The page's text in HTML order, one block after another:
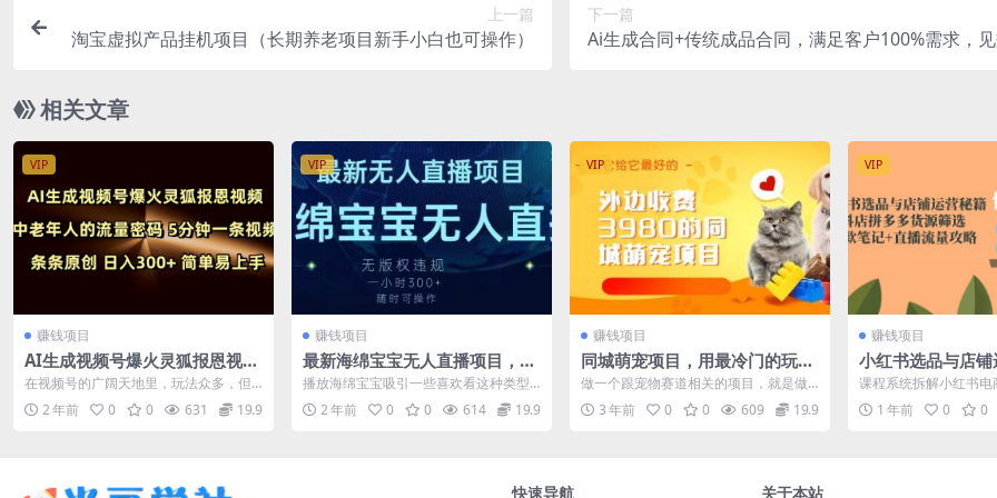
上一篇
淘宝虚拟产品挂机项目（长期养老项目新手小白也可操作）
下一篇
Ai生成合同+传统成品合同，满足客户100%需求，
相关文章
VIP
赚钱项目
AI生成视频号爆火灵狐报恩视频
中老年人的流量密码 5分钟一条
视频 条条原创 日入300+ 简单易
上手
在视频号的广阔天地里，玩法众多，但
若是方法不当，便会陷入无人观看的困
境，付出与回...
2 年前 0 0 631 19.9
VIP
赚钱项目
最新海绵宝宝无人直播项目，实
测无版权违规，挂小铃铛一小时
300+，随时可操作
播放海绵宝宝吸引一些喜欢看这种类型
的人停留在直播问观看，挂上磁力巨星
的小铃铛.只...
2 年前 0 0 614 19.9
VIP
赚钱项目
同城萌宠项目，用最冷门的玩法
冲击最热门的市场（教程+素
材）
做一个跟宠物赛道相关的项目，就是做
线上同城的宠物中介，成交一单的利润
从三位数到四...
3 年前 0 0 609 19.9
VIP
赚钱项目
小红书选品与店
店拼多多货源筛
+直播流量攻略
课程系统拆解小红书
基础开店（赛道选择/
品（抖店/...
1 年前 0 0
快速导航 关于本站